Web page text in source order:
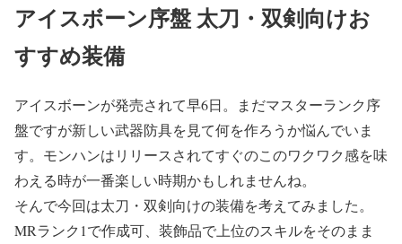
アイスボーン序盤 太刀・双剣向けお
すすめ装備
アイスボーンが発売されて早6日。まだマスターランク序
盤ですが新しい武器防具を見て何を作ろうか悩んでいま
す。モンハンはリリースされてすぐのこのワクワク感を味
わえる時が一番楽しい時期かもしれませんね。
そんで今回は太刀・双剣向けの装備を考えてみました。
MRランク1で作成可、装飾品で上位のスキルをそのまま